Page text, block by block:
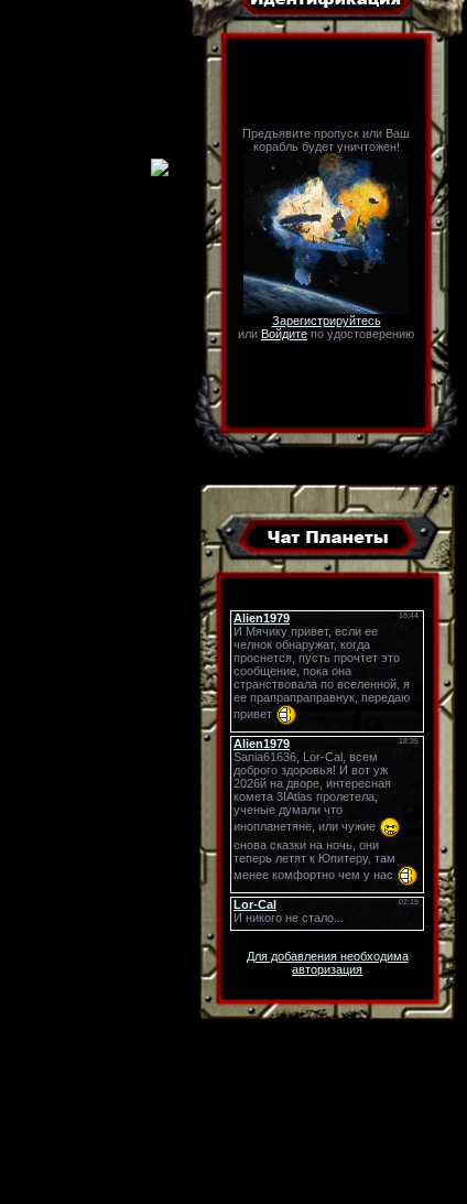
Предъявите пропуск или Ваш
корабль будет уничтожен!
Зарегистрируйтесь
или Войдите по удостоверению
Для добавления необходима
авторизация